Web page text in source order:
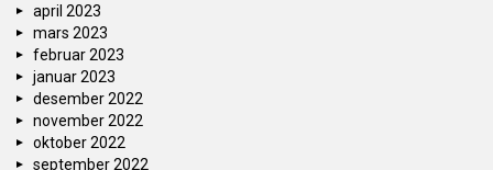
april 2023
mars 2023
februar 2023
januar 2023
desember 2022
november 2022
oktober 2022
september 2022